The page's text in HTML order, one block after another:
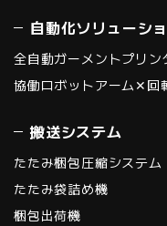
自動化ソリューシ
全自動ガーメントプリン
協働ロボットアーム✕回
搬送システム
たたみ梱包圧縮システム
たたみ袋詰め機
梱包出荷機